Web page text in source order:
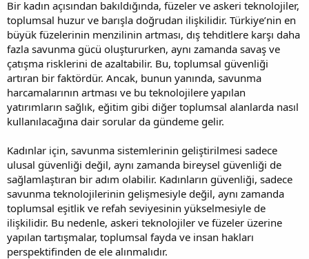
Bir kadın açısından bakıldığında, füzeler ve askeri teknolojiler,
toplumsal huzur ve barışla doğrudan ilişkilidir. Türkiye’nin en
büyük füzelerinin menzilinin artması, dış tehditlere karşı daha
fazla savunma gücü oluştururken, aynı zamanda savaş ve
çatışma risklerini de azaltabilir. Bu, toplumsal güvenliği
artıran bir faktördür. Ancak, bunun yanında, savunma
harcamalarının artması ve bu teknolojilere yapılan
yatırımların sağlık, eğitim gibi diğer toplumsal alanlarda nasıl
kullanılacağına dair sorular da gündeme gelir.
Kadınlar için, savunma sistemlerinin geliştirilmesi sadece
ulusal güvenliği değil, aynı zamanda bireysel güvenliği de
sağlamlaştıran bir adım olabilir. Kadınların güvenliği, sadece
savunma teknolojilerinin gelişmesiyle değil, aynı zamanda
toplumsal eşitlik ve refah seviyesinin yükselmesiyle de
ilişkilidir. Bu nedenle, askeri teknolojiler ve füzeler üzerine
yapılan tartışmalar, toplumsal fayda ve insan hakları
perspektifinden de ele alınmalıdır.